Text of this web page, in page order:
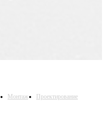
Монтаж
Проектирование